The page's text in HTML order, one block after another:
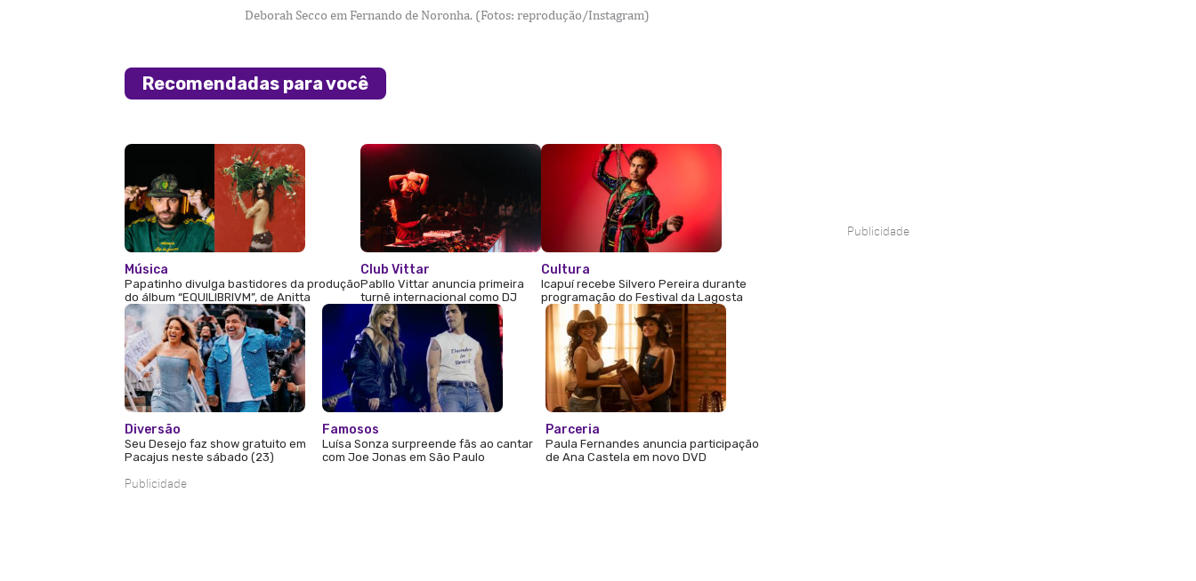
Deborah Secco em Fernando de Noronha. (Fotos: reprodução/Instagram)
Recomendadas para você
Música
Papatinho divulga bastidores da produção
do álbum “EQUILIBRIVM”, de Anitta
Club Vittar
Pabllo Vittar anuncia primeira
turnê internacional como DJ
Cultura
Icapuí recebe Silvero Pereira durante
programação do Festival da Lagosta
Diversão
Seu Desejo faz show gratuito em
Pacajus neste sábado (23)
Famosos
Luísa Sonza surpreende fãs ao cantar
com Joe Jonas em São Paulo
Parceria
Paula Fernandes anuncia participação
de Ana Castela em novo DVD
Publicidade
Publicidade